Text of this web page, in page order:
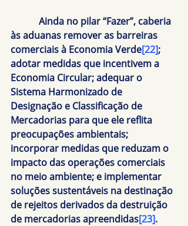
Ainda no pilar “Fazer”, caberia
às aduanas remover as barreiras
comerciais à Economia Verde[22];
adotar medidas que incentivem a
Economia Circular; adequar o
Sistema Harmonizado de
Designação e Classificação de
Mercadorias para que ele reflita
preocupações ambientais;
incorporar medidas que reduzam o
impacto das operações comerciais
no meio ambiente; e implementar
soluções sustentáveis na destinação
de rejeitos derivados da destruição
de mercadorias apreendidas[23].